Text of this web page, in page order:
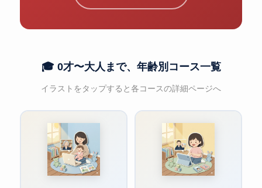
🎓 0才〜大人まで、年齢別コース一覧
イラストをタップすると各コースの詳細ページへ